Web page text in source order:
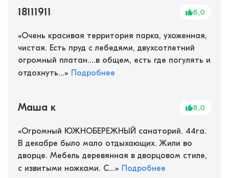
18111911 8,0
«Очень красивая территория парка, ухоженная,
чистая. Есть пруд с лебедями, двухсотлетний
огромный платан....в общем, есть где погулять и
отдохнуть...» Подробнее
Маша к 8,0
«Огромный ЮЖНОБЕРЕЖНЫЙ санаторий. 44га.
В декабре было мало отдыхающих. Жили во
дворце. Мебель деревянная в дворцовом стиле,
с извитыми ножками. С...» Подробнее